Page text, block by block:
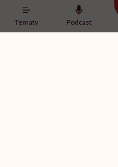
Tematy Podcast